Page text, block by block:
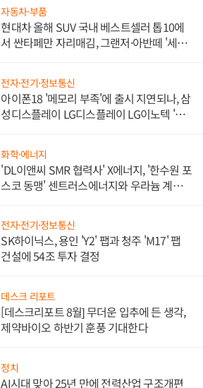
자동차·부품
현대차 올해 SUV 국내 베스트셀러 톱10에
서 싼타페만 자리매김, 그랜저·아반떼 '세단
전자·전기·정보통신
아이폰18 '메모리 부족'에 출시 지연되나, 삼
성디스플레이 LG디스플레이 LG이노텍 '탈
화학·에너지
'DL이앤씨 SMR 협력사' X에너지, '한수원 포
스코 동맹' 센트러스에너지와 우라늄 계약
전자·전기·정보통신
SK하이닉스, 용인 'Y2' 팹과 청주 'M17' 팹
건설에 54조 투자 결정
데스크 리포트
[데스크리포트 8월] 무더운 입추에 든 생각,
제약바이오 하반기 훈풍 기대한다
정치
AI시대 맞아 25년 만에 전력산업 구조개편